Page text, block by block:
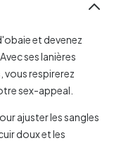
et devenez
ses lanières
vous respirerez
sex-appeal.
ajuster les sangles
doux et les